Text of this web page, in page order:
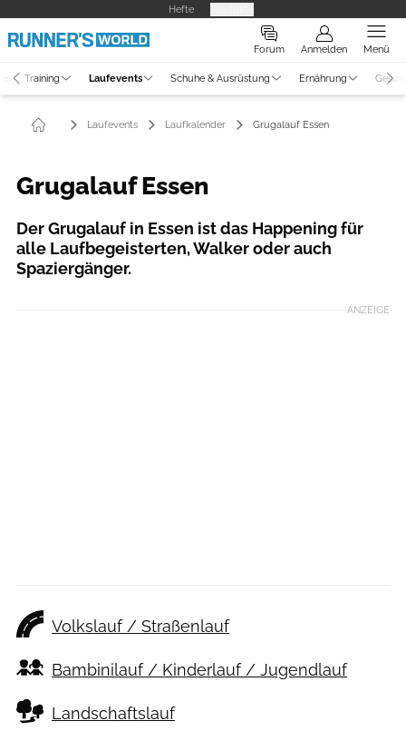
Hefte
Forum Anmelden Menü
Training Laufevents Schuhe & Ausrüstung Ernährung
Laufevents Laufkalender Grugalauf Essen
Grugalauf Essen
Der Grugalauf in Essen ist das Happening für
alle Laufbegeisterten, Walker oder auch
Spaziergänger.
ANZEIGE
Volkslauf / Straßenlauf
Bambinilauf / Kinderlauf / Jugendlauf
Landschaftslauf